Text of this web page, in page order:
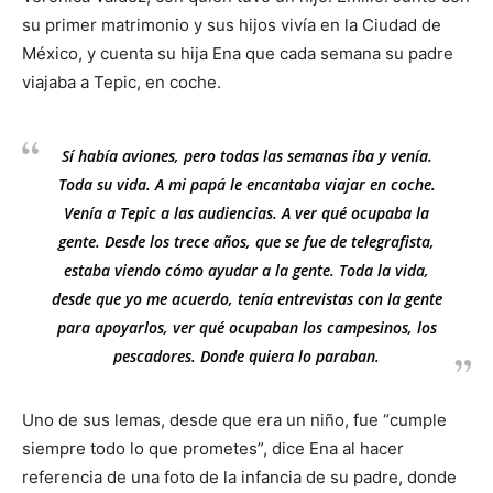
su primer matrimonio y sus hijos vivía en la Ciudad de
México, y cuenta su hija Ena que cada semana su padre
viajaba a Tepic, en coche.
Sí había aviones, pero todas las semanas iba y venía.
Toda su vida. A mi papá le encantaba viajar en coche.
Venía a Tepic a las audiencias. A ver qué ocupaba la
gente. Desde los trece años, que se fue de telegrafista,
estaba viendo cómo ayudar a la gente. Toda la vida,
desde que yo me acuerdo, tenía entrevistas con la gente
para apoyarlos, ver qué ocupaban los campesinos, los
pescadores. Donde quiera lo paraban.
Uno de sus lemas, desde que era un niño, fue “cumple
siempre todo lo que prometes”, dice Ena al hacer
referencia de una foto de la infancia de su padre, donde